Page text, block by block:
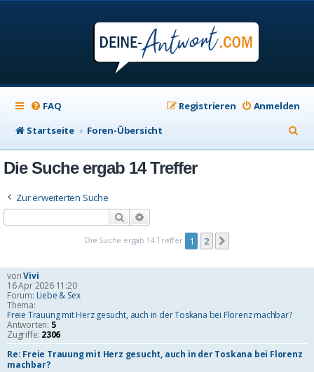
FAQ Anmelden
Registrieren
Startseite
Foren-Übersicht
u
Die Suche ergab 14 Treffer
Zur erweiterten Suche
Suche
Die Suche ergab 14 Treffer 1 2
vonVivi
16 Apr 2026 11:20
Forum: Liebe & Sex
Thema:
Freie Trauung mit Herz gesucht, auch in der Toskana bei Florenz machbar?
Antworten: 5
Zugriffe: 2306
Re: Freie Trauung mit Herz gesucht, auch in der Toskana bei Florenz
machbar?